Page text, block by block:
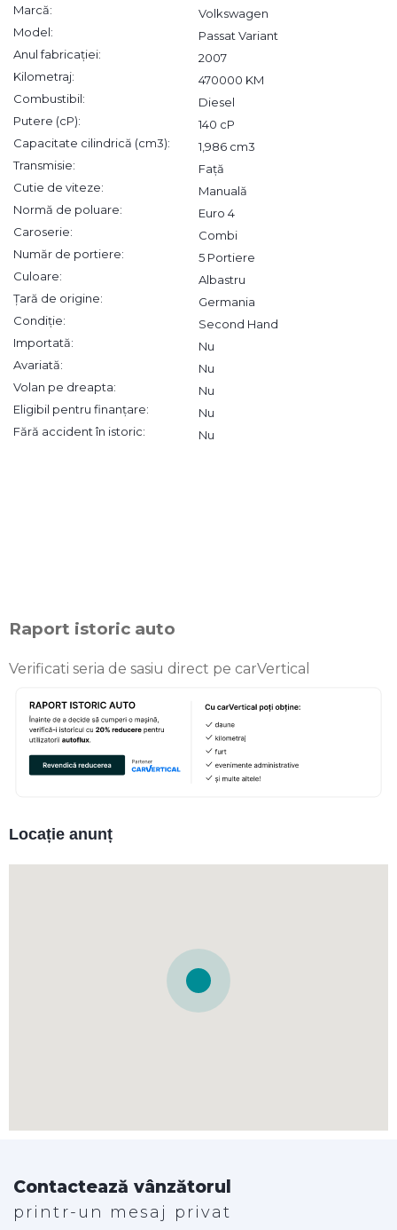
Marcă:
Volkswagen
Model:
Passat Variant
Anul fabricației:
2007
Kilometraj:
470000 KM
Combustibil:
Diesel
Putere (cP):
140 cP
Capacitate cilindrică (cm3):
1,986 cm3
Transmisie:
Față
Cutie de viteze:
Manuală
Normă de poluare:
Euro 4
Caroserie:
Combi
Număr de portiere:
5 Portiere
Culoare:
Albastru
Țară de origine:
Germania
Condiție:
Second Hand
Importată:
Nu
Avariată:
Nu
Volan pe dreapta:
Nu
Eligibil pentru finanțare:
Nu
Fără accident în istoric:
Nu
Raport istoric auto
Verificati seria de sasiu direct pe carVertical
Locație anunț
Contactează vânzătorul
printr-un mesaj privat